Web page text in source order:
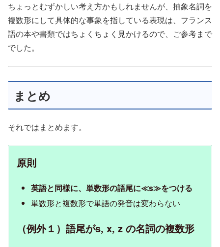
ちょっとむずかしい考え方かもしれませんが、抽象名詞を
複数形にして具体的な事象を指している表現は、フランス
語の本や書類ではちょくちょく見かけるので、ご参考まで
でした。
まとめ
それではまとめます。
原則
英語と同様に、単数形の語尾に≪s≫をつける
単数形と複数形で単語の発音は変わらない
（例外１）語尾がs, x, z の名詞の複数形